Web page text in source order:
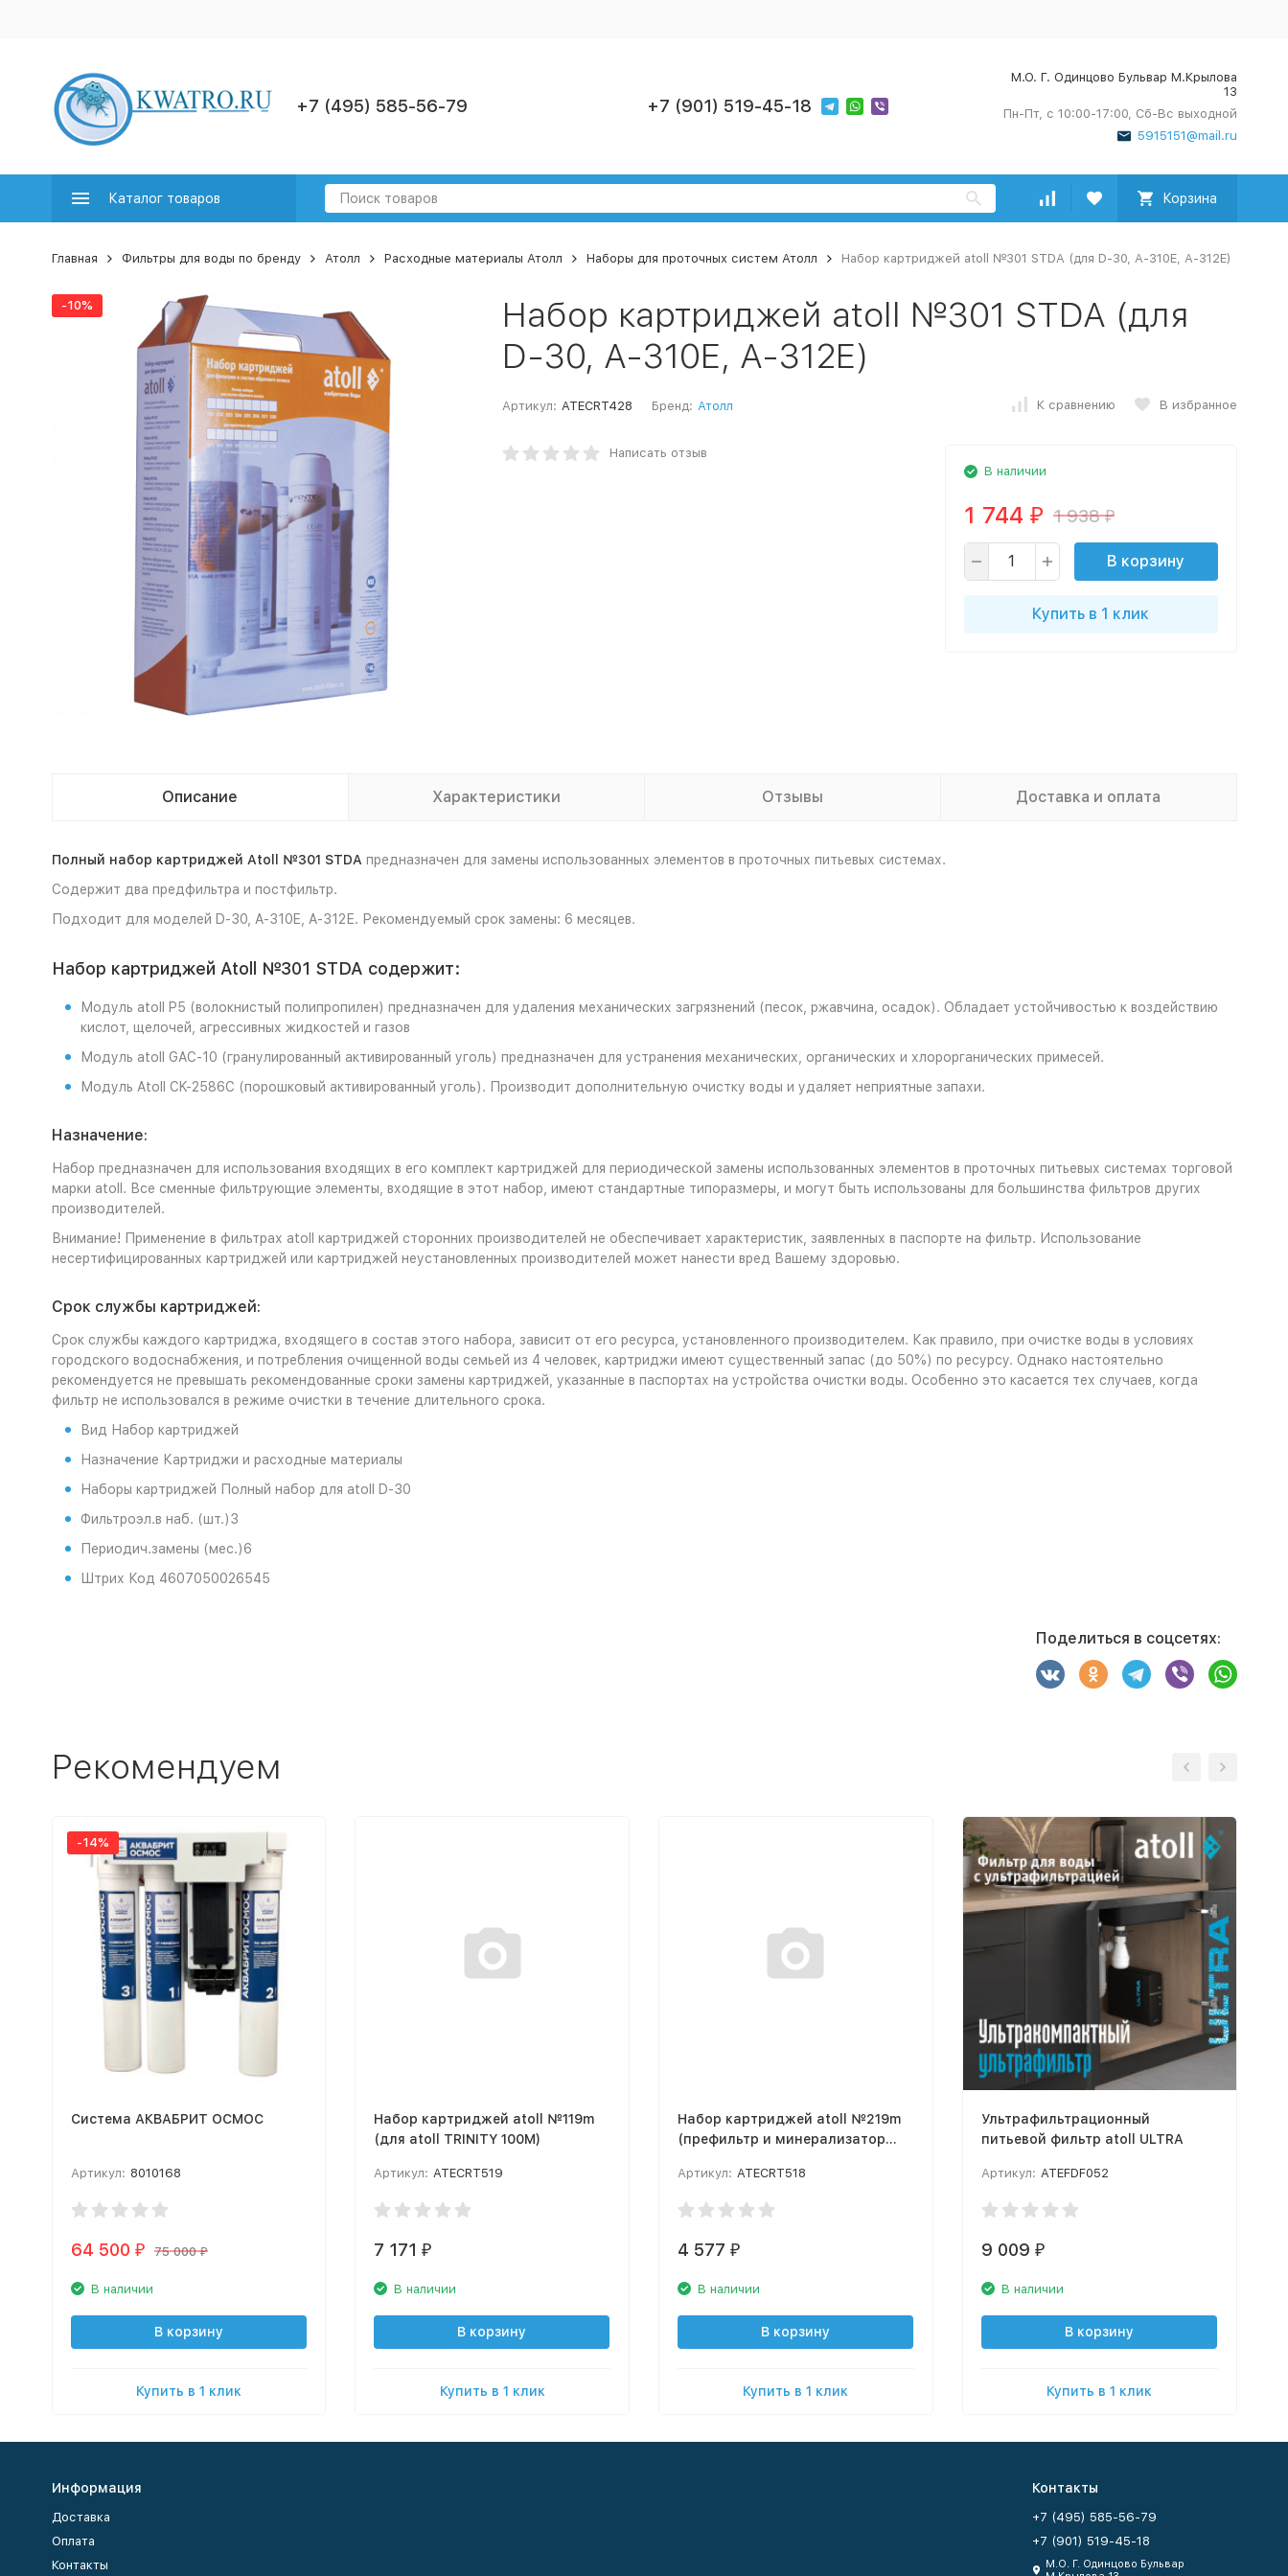
+7 (495) 585-56-79 +7 (901) 519-45-18
М.О. Г. Одинцово Бульвар М.Крылова
13
Пн-Пт, с 10:00-17:00, Сб-Вс выходной
5915151@mail.ru
Каталог товаров Корзина
Главная Фильтры для воды по бренду Атолл Расходные материалы Атолл Наборы для проточных систем Атолл Набор картриджей atoll №301 STDA (для D-30, A-310E, A-312E)
-10%
Набор картриджей atoll №301 STDA (для
D-30, A-310E, A-312E)
Артикул: ATECRT428 Бренд: Атолл К сравнению В избранное
Написать отзыв
В наличии
1 744 ₽ 1 938₽
В корзину
Купить в 1 клик
Описание Характеристики Отзывы Доставка и оплата
Полный набор картриджей Atoll №301 STDA предназначен для замены использованных элементов в проточных питьевых системах.
Содержит два предфильтра и постфильтр.
Подходит для моделей D-30, A-310E, A-312Е. Рекомендуемый срок замены: 6 месяцев.
Набор картриджей Atoll №301 STDA содержит:
Модуль atoll P5 (волокнистый полипропилен) предназначен для удаления механических загрязнений (песок, ржавчина, осадок). Обладает устойчивостью к воздействию
кислот, щелочей, агрессивных жидкостей и газов
Модуль atoll GAC-10 (гранулированный активированный уголь) предназначен для устранения механических, органических и хлорорганических примесей.
Модуль Atoll CK-2586C (порошковый активированный уголь). Производит дополнительную очистку воды и удаляет неприятные запахи.
Назначение:
Набор предназначен для использования входящих в его комплект картриджей для периодической замены использованных элементов в проточных питьевых системах торговой
марки atoll. Все сменные фильтрующие элементы, входящие в этот набор, имеют стандартные типоразмеры, и могут быть использованы для большинства фильтров других
производителей.
Внимание! Применение в фильтрах atoll картриджей сторонних производителей не обеспечивает характеристик, заявленных в паспорте на фильтр. Использование
несертифицированных картриджей или картриджей неустановленных производителей может нанести вред Вашему здоровью.
Срок службы картриджей:
Срок службы каждого картриджа, входящего в состав этого набора, зависит от его ресурса, установленного производителем. Как правило, при очистке воды в условиях
городского водоснабжения, и потребления очищенной воды семьей из 4 человек, картриджи имеют существенный запас (до 50%) по ресурсу. Однако настоятельно
рекомендуется не превышать рекомендованные сроки замены картриджей, указанные в паспортах на устройства очистки воды. Особенно это касается тех случаев, когда
фильтр не использовался в режиме очистки в течение длительного срока.
Вид Набор картриджей
Назначение Картриджи и расходные материалы
Наборы картриджей Полный набор для atoll D-30
Фильтроэл.в наб. (шт.)3
Периодич.замены (мес.)6
Штрих Код 4607050026545
Поделиться в соцсетях:
Рекомендуем
-14%
Система АКВАБРИТ ОСМОС
Артикул: 8010168
64 500 ₽ 75 000 ₽
В наличии
В корзину
Купить в 1 клик
Набор картриджей atoll №119m
(для atoll TRINITY 100M)
Артикул: ATECRT519
7 171 ₽
В наличии
В корзину
Купить в 1 клик
Набор картриджей atoll №219m
(префильтр и минерализатор
Артикул: ATECRT518
4 577 ₽
В наличии
В корзину
Купить в 1 клик
Ультрафильтрационный
питьевой фильтр atoll ULTRA
Артикул: ATEFDF052
9 009 ₽
В наличии
В корзину
Купить в 1 клик
Информация
Доставка
Оплата
Контакты
Контакты
+7 (495) 585-56-79
+7 (901) 519-45-18
М.О. Г. Одинцово Бульвар